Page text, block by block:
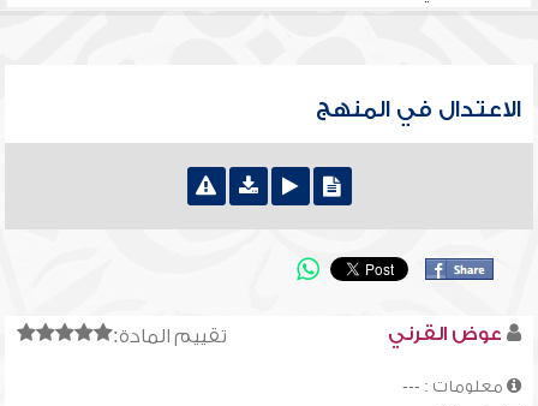
الاعتدال في المنهج
تقييم المادة: عوض القرني
معلومات : ---